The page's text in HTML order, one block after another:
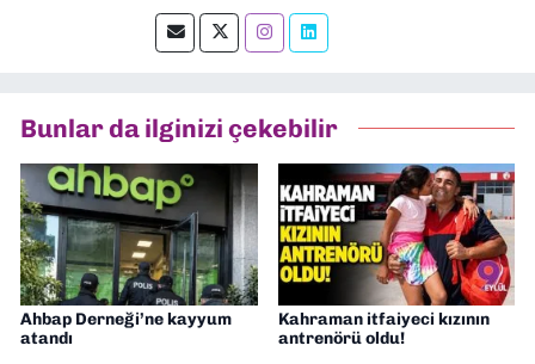
okumayı severim.
Bunlar da ilginizi çekebilir
Ahbap Derneği’ne kayyum
atandı
Kahraman itfaiyeci kızının
antrenörü oldu!